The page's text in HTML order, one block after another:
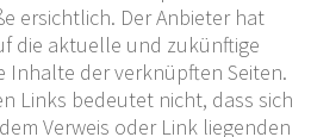
ersichtlich. Der Anbieter hat
die aktuelle und zukünftige
Inhalte der verknüpften Seiten.
Links bedeutet nicht, dass sich
Verweis oder Link liegenden